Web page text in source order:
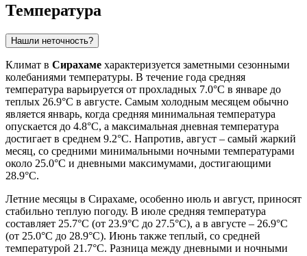
Температура
Нашли неточность?
Климат в Сирахаме характеризуется заметными сезонными
колебаниями температуры. В течение года средняя
температура варьируется от прохладных 7.0°C в январе до
теплых 26.9°C в августе. Самым холодным месяцем обычно
является январь, когда средняя минимальная температура
опускается до 4.8°C, а максимальная дневная температура
достигает в среднем 9.2°C. Напротив, август – самый жаркий
месяц, со средними минимальными ночными температурами
около 25.0°C и дневными максимумами, достигающими
28.9°C.
Летние месяцы в Сирахаме, особенно июль и август, приносят
стабильно теплую погоду. В июле средняя температура
составляет 25.7°C (от 23.9°C до 27.5°C), а в августе – 26.9°C
(от 25.0°C до 28.9°C). Июнь также теплый, со средней
температурой 21.7°C. Разница между дневными и ночными